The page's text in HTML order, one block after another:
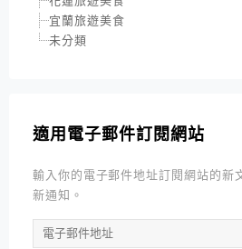
宜蘭旅遊美食
未分類
適用電子郵件訂閱網站
輸入你的電子郵件地址訂閱網站的新
新通知。
電